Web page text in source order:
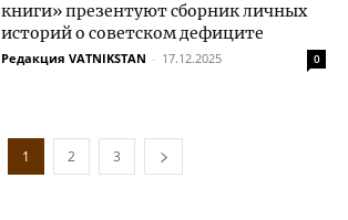
книги» презентуют сборник личных
историй о советском дефиците
Редакция VATNIKSTAN - 17.12.2025 0
1 2 3